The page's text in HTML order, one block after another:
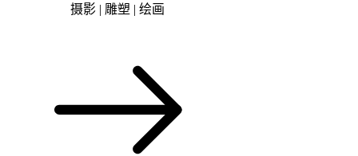
摄影 | 雕塑 | 绘画